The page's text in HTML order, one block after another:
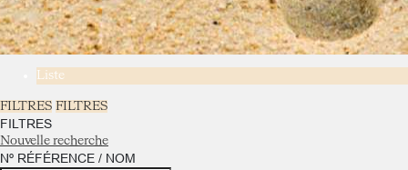
Liste
FILTRES FILTRES
FILTRES
Nouvelle recherche
Nº RÉFÉRENCE / NOM